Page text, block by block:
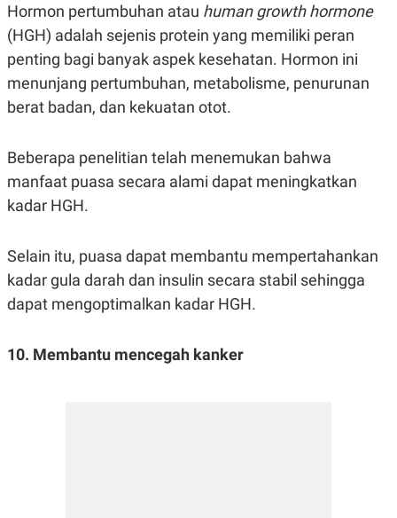
Hormon pertumbuhan atau human growth hormone
(HGH) adalah sejenis protein yang memiliki peran
penting bagi banyak aspek kesehatan. Hormon ini
menunjang pertumbuhan, metabolisme, penurunan
berat badan, dan kekuatan otot.
Beberapa penelitian telah menemukan bahwa
manfaat puasa secara alami dapat meningkatkan
kadar HGH.
Selain itu, puasa dapat membantu mempertahankan
kadar gula darah dan insulin secara stabil sehingga
dapat mengoptimalkan kadar HGH.
10. Membantu mencegah kanker